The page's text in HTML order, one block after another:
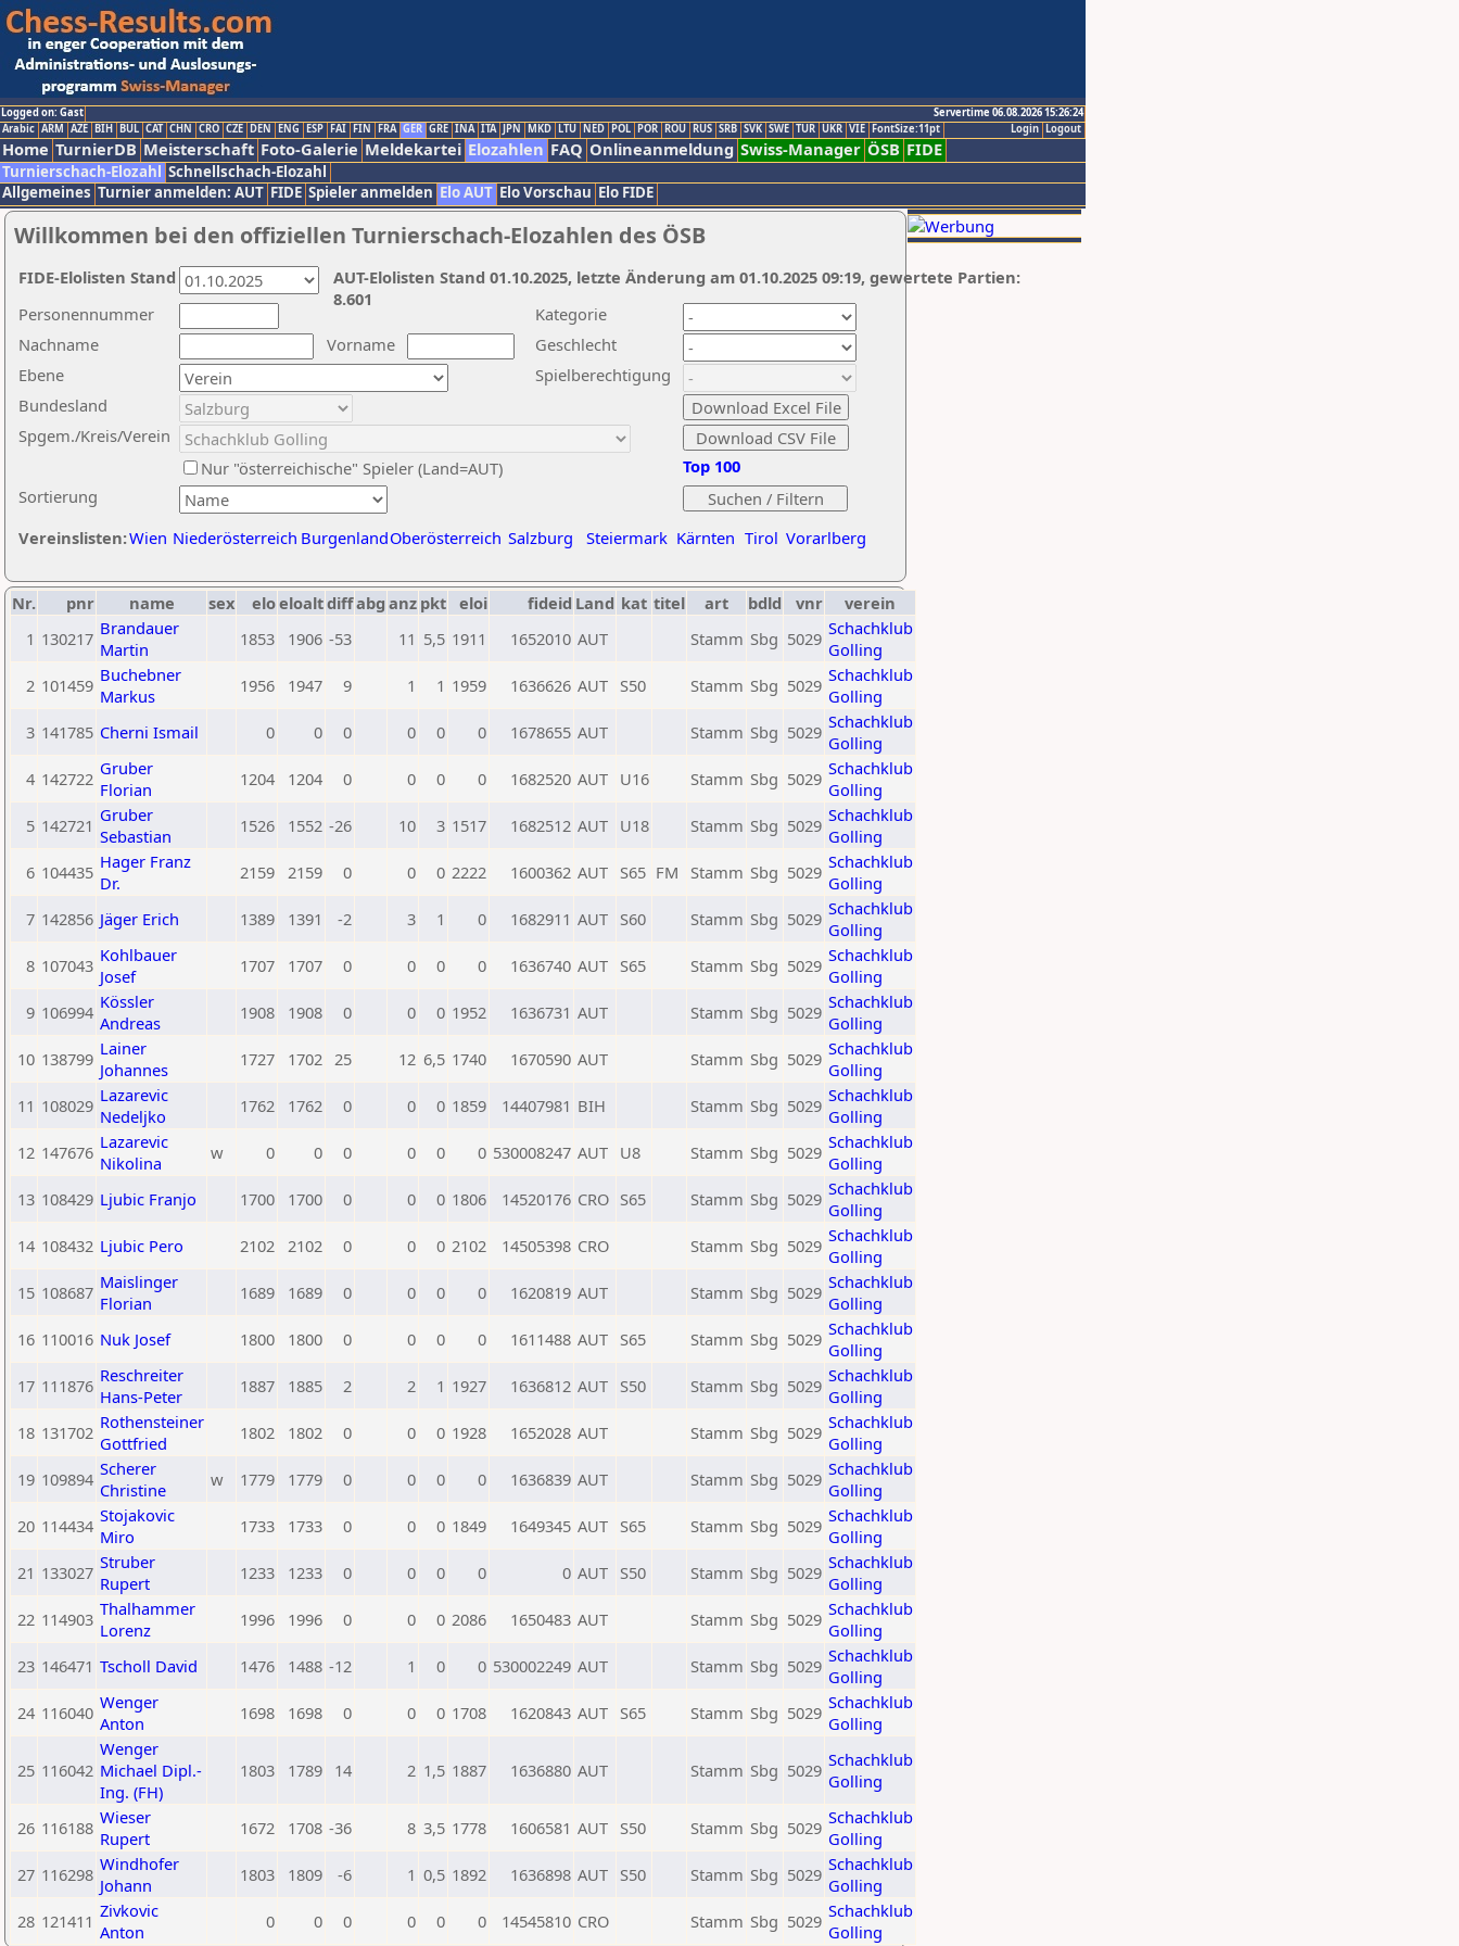
Logged on: Gast
Servertime 06.08.2026 15:26:24
Logout
Login
Arabic ARM AZE BIH BUL CAT CHN CRO CZE DEN ENG ESP FAI FIN FRA GER GRE INA ITA JPN MKD LTU NED POL POR ROU RUS SRB SVK SWE TUR UKR VIE FontSize:11pt
Home TurnierDB Meisterschaft Foto-Galerie Meldekartei Elozahlen FAQ Onlineanmeldung Swiss-Manager ÖSB FIDE
Turnierschach-Elozahl Schnellschach-Elozahl
Allgemeines Turnier anmelden: AUT FIDE Spieler anmelden Elo AUT Elo Vorschau Elo FIDE
Willkommen bei den offiziellen Turnierschach-Elozahlen des ÖSB
Nachname
Vorname
Ebene
Kategorie
Sortierung
Personennummer
Bundesland
Spgem./Kreis/Verein
Geschlecht
Nur "österreichische" Spieler (Land=AUT)
Spielberechtigung
Vereinslisten:Wien Niederösterreich BurgenlandOberösterreich Salzburg Steiermark Kärnten Tirol Vorarlberg
Top 100
AUT-Elolisten Stand 01.10.2025, letzte Änderung am 01.10.2025 09:19, gewertete Partien:
8.601
FIDE-Elolisten Stand
Nr. pnr name sex eloeloaltdiffabg anz pkt eloi fideid Land kat titel art bdld vnr
verein
1 130217 Brandauer
Martin
1853 1906 -53 11 5,5 1911 1652010 AUT Stamm Sbg 5029 Schachklub
Golling
2 101459 Buchebner
Markus
1956 1947 9 1 1 1959 1636626 AUT S50 Stamm Sbg 5029 Schachklub
Golling
3 141785 Cherni Ismail 0 0 0 0 0 0 1678655 AUT Stamm Sbg 5029 Schachklub
Golling
4 142722 Gruber
Florian
1204 1204 0 0 0 0 1682520 AUT U16 Stamm Sbg 5029 Schachklub
Golling
5 142721 Gruber
Sebastian
1526 1552 -26 10 3 1517 1682512 AUT U18 Stamm Sbg 5029 Schachklub
Golling
6 104435 Hager Franz
Dr.
2159 2159 0 0 0 2222 1600362 AUT S65 FM Stamm Sbg 5029 Schachklub
Golling
7 142856 Jäger Erich 1389 1391 -2 3 1 0 1682911 AUT S60 Stamm Sbg 5029 Schachklub
Golling
8 107043 Kohlbauer
Josef
1707 1707 0 0 0 0 1636740 AUT S65 Stamm Sbg 5029 Schachklub
Golling
9 106994 Kössler
Andreas
1908 1908 0 0 0 1952 1636731 AUT Stamm Sbg 5029 Schachklub
Golling
10 138799 Lainer
Johannes
1727 1702 25 12 6,5 1740 1670590 AUT Stamm Sbg 5029 Schachklub
Golling
11 108029 Lazarevic
Nedeljko
1762 1762 0 0 0 1859 14407981 BIH Stamm Sbg 5029 Schachklub
Golling
12 147676 Lazarevic
Nikolina
w 0 0 0 0 0 0 530008247 AUT U8 Stamm Sbg 5029 Schachklub
Golling
13 108429 Ljubic Franjo 1700 1700 0 0 0 1806 14520176 CRO S65 Stamm Sbg 5029 Schachklub
Golling
14 108432 Ljubic Pero 2102 2102 0 0 0 2102 14505398 CRO Stamm Sbg 5029 Schachklub
Golling
15 108687 Maislinger
Florian
1689 1689 0 0 0 0 1620819 AUT Stamm Sbg 5029 Schachklub
Golling
16 110016 Nuk Josef 1800 1800 0 0 0 0 1611488 AUT S65 Stamm Sbg 5029 Schachklub
Golling
17 111876 Reschreiter
Hans-Peter
1887 1885 2 2 1 1927 1636812 AUT S50 Stamm Sbg 5029 Schachklub
Golling
18 131702 Rothensteiner
Gottfried
1802 1802 0 0 0 1928 1652028 AUT Stamm Sbg 5029 Schachklub
Golling
19 109894 Scherer
Christine
w 1779 1779 0 0 0 0 1636839 AUT Stamm Sbg 5029 Schachklub
Golling
20 114434 Stojakovic
Miro
1733 1733 0 0 0 1849 1649345 AUT S65 Stamm Sbg 5029 Schachklub
Golling
21 133027 Struber
Rupert
1233 1233 0 0 0 0 0 AUT S50 Stamm Sbg 5029 Schachklub
Golling
22 114903 Thalhammer
Lorenz
1996 1996 0 0 0 2086 1650483 AUT Stamm Sbg 5029 Schachklub
Golling
23 146471 Tscholl David 1476 1488 -12 1 0 0 530002249 AUT Stamm Sbg 5029 Schachklub
Golling
24 116040 Wenger
Anton
1698 1698 0 0 0 1708 1620843 AUT S65 Stamm Sbg 5029 Schachklub
Golling
25 116042
Wenger
Michael Dipl.-
Ing. (FH)
1803 1789 14 2 1,5 1887 1636880 AUT Stamm Sbg 5029 Schachklub
Golling
26 116188 Wieser
Rupert
1672 1708 -36 8 3,5 1778 1606581 AUT S50 Stamm Sbg 5029 Schachklub
Golling
27 116298 Windhofer
Johann
1803 1809 -6 1 0,5 1892 1636898 AUT S50 Stamm Sbg 5029 Schachklub
Golling
28 121411 Zivkovic
Anton
0 0 0 0 0 0 14545810 CRO Stamm Sbg 5029 Schachklub
Golling